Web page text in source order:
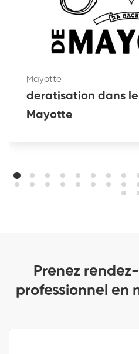
Mayotte
deratisation dans
Mayotte
Prenez
professionnel en